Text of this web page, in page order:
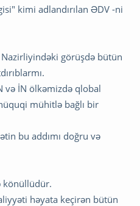
kimi adlandırılan ƏDV -ni
görüşdə bütün
və İN ölkəmizdə qlobal
mühitlə bağlı bir
bu addımı doğru və
könüllüdür.
həyata keçirən bütün